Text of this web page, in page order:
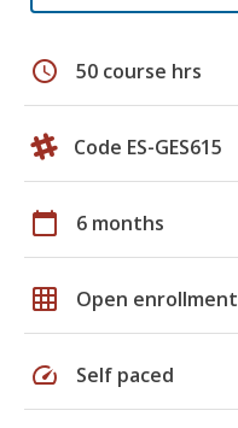
schedule 50 course hrs
Code ES-GES615
calendar_today 6 months
grid_on Open enrollment
speed Self paced